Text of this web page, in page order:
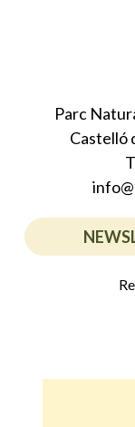
Parc
Castelló